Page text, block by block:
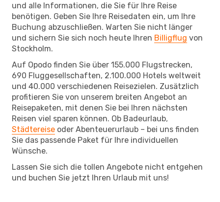
und alle Informationen, die Sie für Ihre Reise
benötigen. Geben Sie Ihre Reisedaten ein, um Ihre
Buchung abzuschließen. Warten Sie nicht länger
und sichern Sie sich noch heute Ihren Billigflug von
Stockholm.
Auf Opodo finden Sie über 155.000 Flugstrecken,
690 Fluggesellschaften, 2.100.000 Hotels weltweit
und 40.000 verschiedenen Reisezielen. Zusätzlich
profitieren Sie von unserem breiten Angebot an
Reisepaketen, mit denen Sie bei Ihren nächsten
Reisen viel sparen können. Ob Badeurlaub,
Städtereise oder Abenteuerurlaub – bei uns finden
Sie das passende Paket für Ihre individuellen
Wünsche.
Lassen Sie sich die tollen Angebote nicht entgehen
und buchen Sie jetzt Ihren Urlaub mit uns!